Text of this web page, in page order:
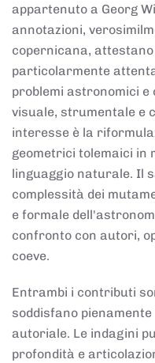
appartenuto a Georg
annotazioni,
copernicana,
particolarmente
problemi astronomici e
visuale, strumentale e
interesse è la
geometrici tolemaici in
linguaggio naturale. Il
complessità dei
e formale
confronto con autori,
coeve.
Entrambi i contributi
soddisfano
autoriale. Le indagini
profondità e